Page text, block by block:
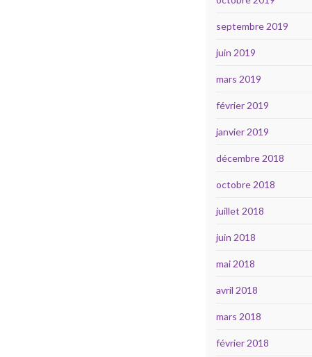
septembre 2019
juin 2019
mars 2019
février 2019
janvier 2019
décembre 2018
octobre 2018
juillet 2018
juin 2018
mai 2018
avril 2018
mars 2018
février 2018